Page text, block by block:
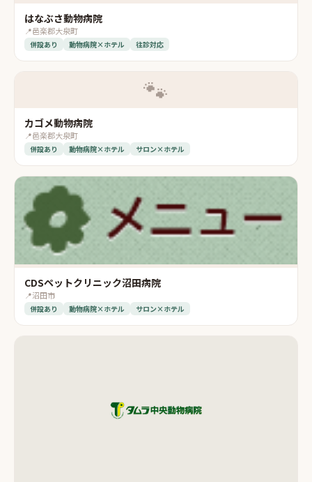
はなぶさ動物病院
📍邑楽郡大泉町
併設あり 動物病院×ホテル 往診対応
🐾
カゴメ動物病院
📍邑楽郡大泉町
併設あり 動物病院×ホテル サロン×ホテル
CDSペットクリニック沼田病院
📍沼田市
併設あり 動物病院×ホテル サロン×ホテル